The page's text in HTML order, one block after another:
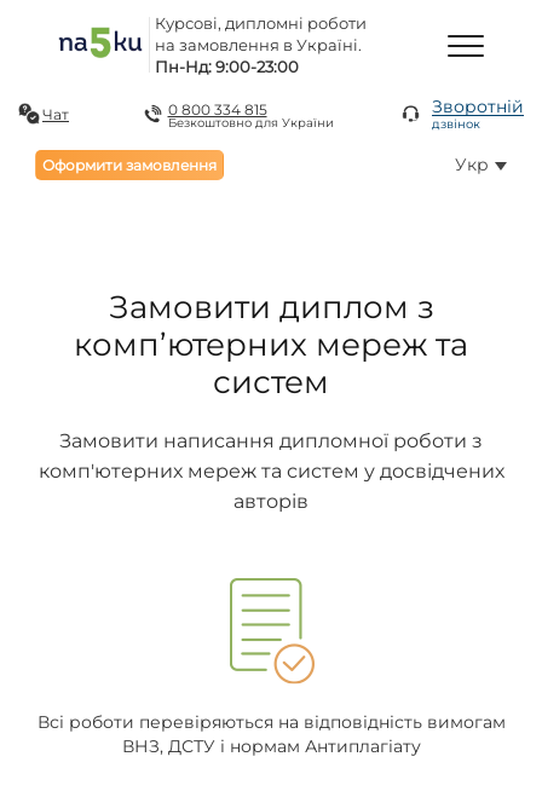
Курсові, дипломні роботи
на замовлення в Україні.
Пн-Нд: 9:00-23:00
Чат 0 800 334 815
Безкоштовно для України
Зворотній
дзвінок
Оформити замовлення Укр
Замовити диплом з
комп’ютерних мереж та
систем
Замовити написання дипломної роботи з
комп'ютерних мереж та систем у досвідчених
авторів
Всі роботи перевіряються на відповідність вимогам
ВНЗ, ДСТУ і нормам Антиплагіату